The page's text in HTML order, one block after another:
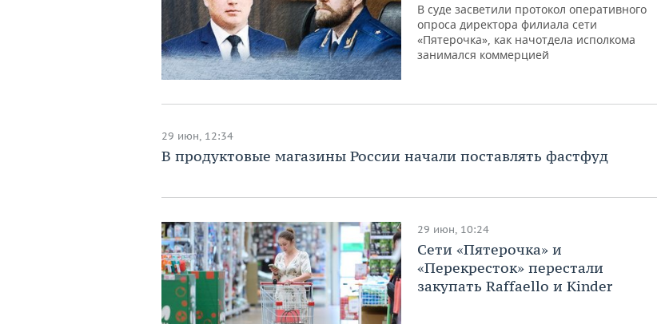
В суде засветили протокол оперативного
опроса директора филиала сети
«Пятерочка», как начотдела исполкома
занимался коммерцией
29 июн, 12:34
В продуктовые магазины России начали поставлять фастфуд
29 июн, 10:24
Сети «Пятерочка» и
«Перекресток» перестали
закупать Raffaello и Kinder